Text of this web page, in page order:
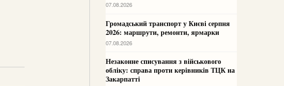
07.08.2026
Громадський транспорт у Києві серпня
2026: маршрути, ремонти, ярмарки
07.08.2026
Незаконне списування з військового
обліку: справа проти керівників ТЦК на
Закарпатті